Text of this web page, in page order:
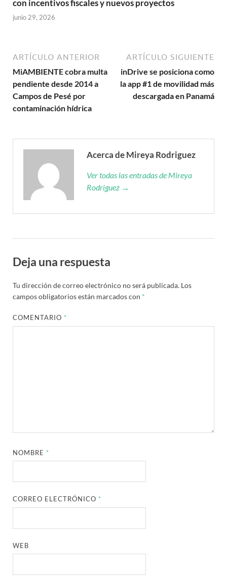
con incentivos fiscales y nuevos proyectos
junio 29, 2026
ARTÍCULO ANTERIOR
MiAMBIENTE cobra multa
pendiente desde 2014 a
Campos de Pesé por
contaminación hídrica
ARTÍCULO SIGUIENTE
inDrive se posiciona como
la app #1 de movilidad más
descargada en Panamá
Acerca de Mireya Rodriguez
Ver todas las entradas de Mireya
Rodriguez →
Deja una respuesta
Tu dirección de correo electrónico no será publicada. Los
campos obligatorios están marcados con *
COMENTARIO *
NOMBRE *
CORREO ELECTRÓNICO *
WEB